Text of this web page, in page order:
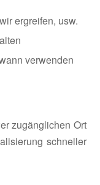
ergreifen, usw.
verwenden
zugänglichen Ort
schneller